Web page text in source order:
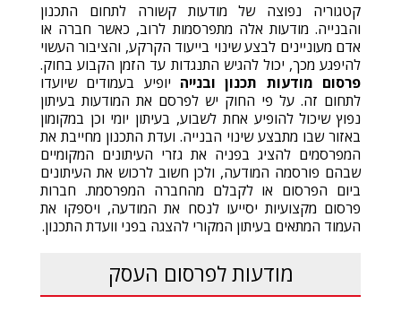
קטגוריה נפוצה של מודעות קשורה לתחום התכנון
והבנייה. מודעות אלה מתפרסמות לרוב, כאשר חברה או
אדם מעוניינים לבצע שינוי בייעוד הקרקע, והציבור העשוי
להיפגע מכך, יכול להגיש התנגדות עד הזמן הקבוע בחוק.
פרסום מודעות תכנון ובנייה יופיע בעמודים שיועדו
לתחום זה. על פי החוק יש לפרסם את המודעות בעיתון
נפוץ שיכול להופיע אחת לשבוע, בעיתון יומי וכן במקומון
באזור שבו מתבצע שינוי הבנייה. ועדת התכנון מחייבת את
המפרסמים להציג בפניה את גזרי העיתונים המקומיים
שבהם פורסמה המודעה, ולכן חשוב לרכוש את העיתונים
ביום הפרסום או לקבלם מהחברה המפרסמת. חברות
פרסום מקצועיות יסייעו לנסח את המודעה, ויספקו את
העמוד המתאים בעיתון המקורי להצגה בפני וועדת התכנון.
מודעות לפרסום העסק